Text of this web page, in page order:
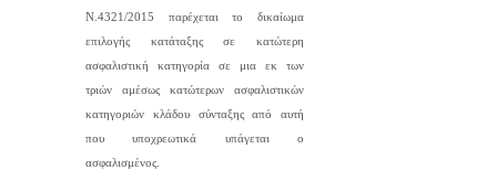
Ν.4321/2015 παρέχεται το δικαίωμα
επιλογής κατάταξης σε κατώτερη
ασφαλιστική κατηγορία σε μια εκ των
τριών αμέσως κατώτερων ασφαλιστικών
κατηγοριών κλάδου σύνταξης από αυτή
που υποχρεωτικά υπάγεται ο
ασφαλισμένος.